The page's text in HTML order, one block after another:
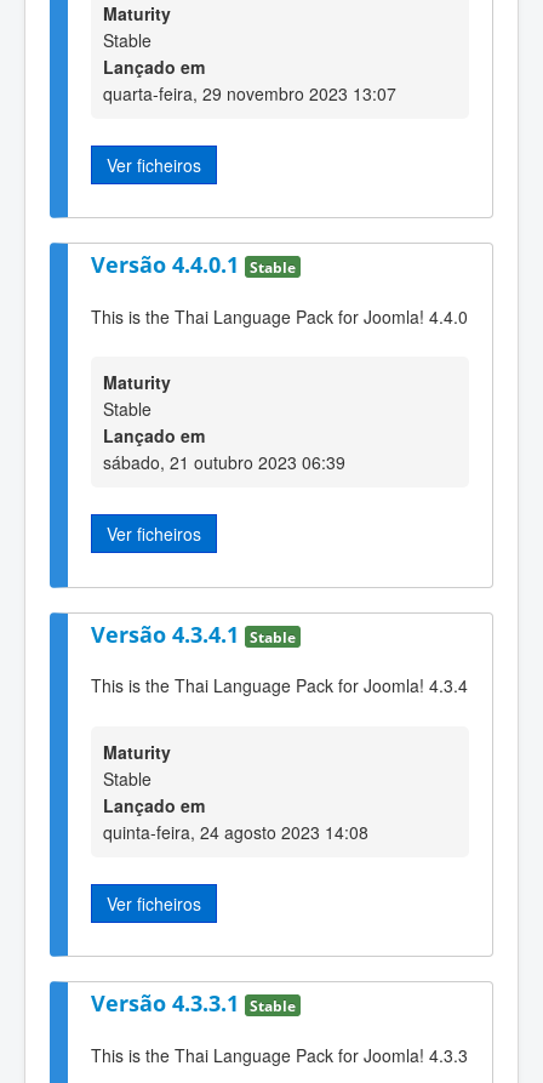
Maturity
Stable
Lançado em
quarta-feira, 29 novembro 2023 13:07
Ver ficheiros
Versão 4.4.0.1 Stable
This is the Thai Language Pack for Joomla! 4.4.0
Maturity
Stable
Lançado em
sábado, 21 outubro 2023 06:39
Ver ficheiros
Versão 4.3.4.1 Stable
This is the Thai Language Pack for Joomla! 4.3.4
Maturity
Stable
Lançado em
quinta-feira, 24 agosto 2023 14:08
Ver ficheiros
Versão 4.3.3.1 Stable
This is the Thai Language Pack for Joomla! 4.3.3